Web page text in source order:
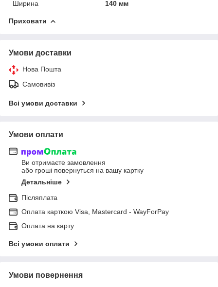
Ширина
140 мм
Приховати
Умови доставки
Нова Пошта
Самовивіз
Всі умови доставки
Умови оплати
Ви отримаєте замовлення
або гроші повернуться на вашу картку
Детальніше
Післяплата
Оплата карткою Visa, Mastercard - WayForPay
Оплата на карту
Всі умови оплати
Умови повернення